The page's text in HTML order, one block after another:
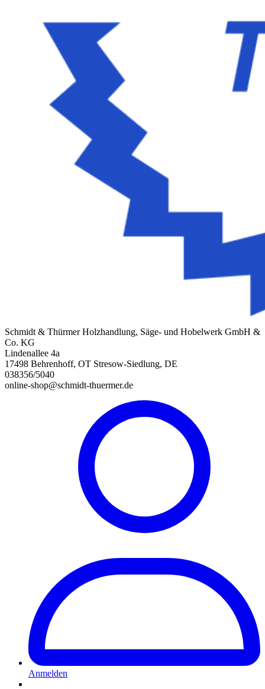
Schmidt & Thürmer Holzhandlung, Säge- und Hobelwerk GmbH &
Co. KG
Lindenallee 4a
17498 Behrenhoff, OT Stresow-Siedlung, DE
038356/5040
online-shop@schmidt-thuermer.de
Anmelden